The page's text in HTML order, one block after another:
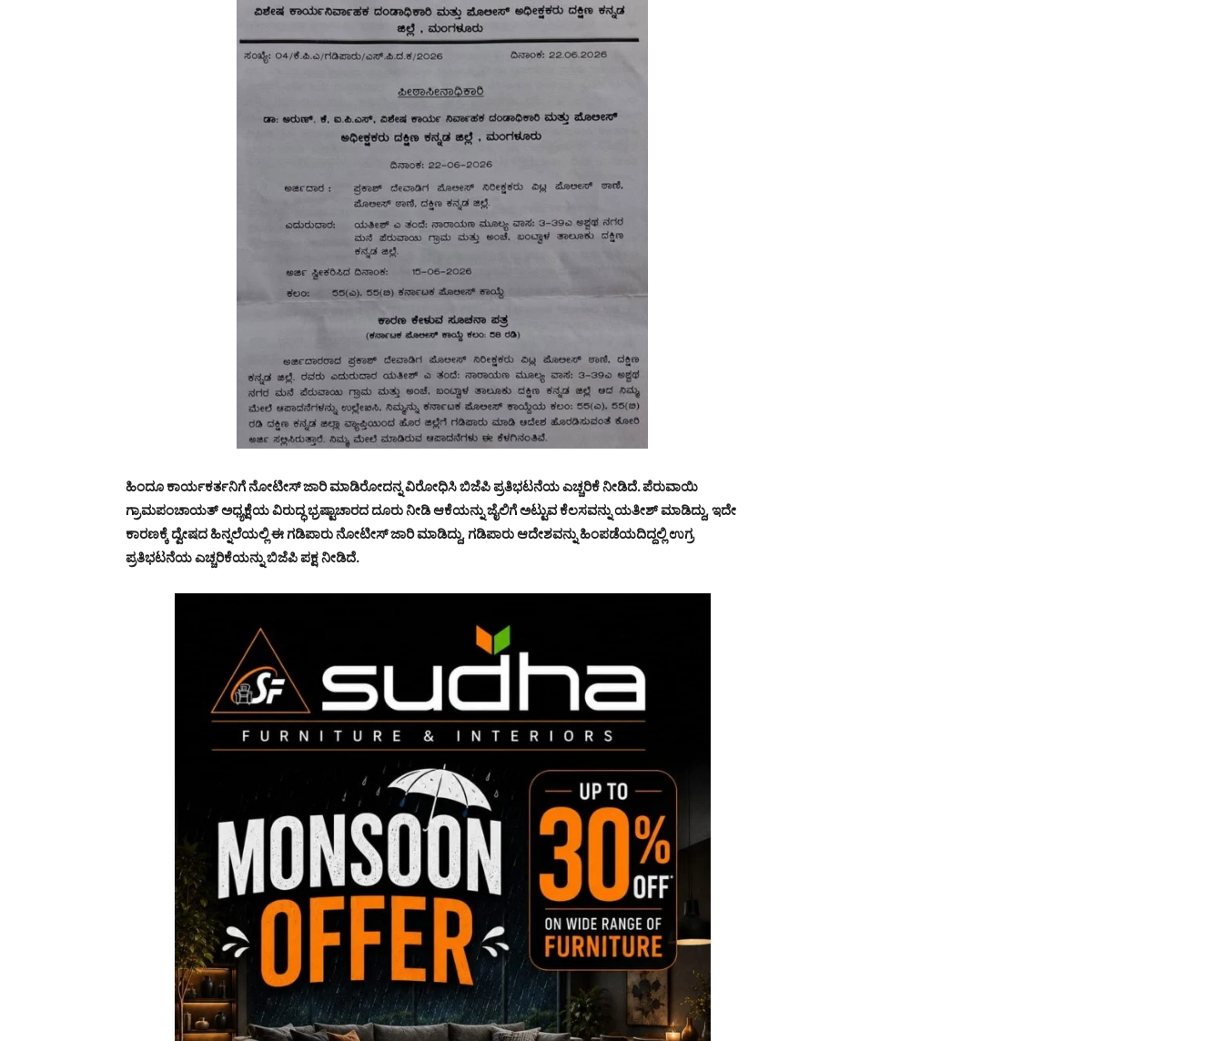
ಹಿಂದೂ ಕಾರ್ಯಕರ್ತನಿಗೆ ನೋಟೀಸ್ ಜಾರಿ ಮಾಡಿರೋದನ್ನ ವಿರೋಧಿಸಿ ಬಿಜೆಪಿ ಪ್ರತಿಭಟನೆಯ ಎಚ್ಚರಿಕೆ ನೀಡಿದೆ. ಪೆರುವಾಯಿ
ಗ್ರಾಮಪಂಚಾಯತ್ ಅಧ್ಯಕ್ಷೆಯ ವಿರುದ್ಧ ಭ್ರಷ್ಟಾಚಾರದ ದೂರು ನೀಡಿ ಆಕೆಯನ್ನು ಜೈಲಿಗೆ ಅಟ್ಟುವ ಕೆಲಸವನ್ನು ಯತೀಶ್ ಮಾಡಿದ್ದು, ಇದೇ
ಕಾರಣಕ್ಕೆ ದ್ವೇಷದ ಹಿನ್ನಲೆಯಲ್ಲಿ ಈ ಗಡಿಪಾರು ನೋಟೀಸ್ ಜಾರಿ ಮಾಡಿದ್ದು, ಗಡಿಪಾರು ಆದೇಶವನ್ನು ಹಿಂಪಡೆಯದಿದ್ದಲ್ಲಿ ಉಗ್ರ
ಪ್ರತಿಭಟನೆಯ ಎಚ್ಚರಿಕೆಯನ್ನು ಬಿಜೆಪಿ ಪಕ್ಷ ನೀಡಿದೆ.